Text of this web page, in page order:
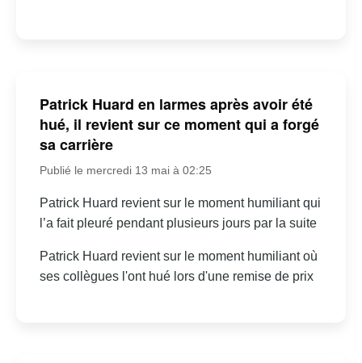
Patrick Huard en larmes après avoir été
hué, il revient sur ce moment qui a forgé
sa carrière
Publié le mercredi 13 mai à 02:25
Patrick Huard revient sur le moment humiliant qui
l’a fait pleuré pendant plusieurs jours par la suite
Patrick Huard revient sur le moment humiliant où
ses collègues l'ont hué lors d'une remise de prix